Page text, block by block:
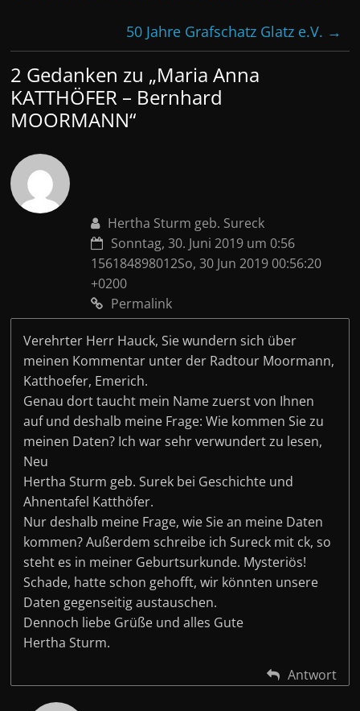
50 Jahre Grafschatz Glatz e.V. →
2 Gedanken zu „Maria Anna
KATTHÖFER – Bernhard
MOORMANN“
Hertha Sturm geb. Sureck
Sonntag, 30. Juni 2019 um 0:56
156184898012So, 30 Jun 2019 00:56:20
+0200
Permalink
Verehrter Herr Hauck, Sie wundern sich über
meinen Kommentar unter der Radtour Moormann,
Katthoefer, Emerich.
Genau dort taucht mein Name zuerst von Ihnen
auf und deshalb meine Frage: Wie kommen Sie zu
meinen Daten? Ich war sehr verwundert zu lesen,
Neu
Hertha Sturm geb. Surek bei Geschichte und
Ahnentafel Katthöfer.
Nur deshalb meine Frage, wie Sie an meine Daten
kommen? Außerdem schreibe ich Sureck mit ck, so
steht es in meiner Geburtsurkunde. Mysteriös!
Schade, hatte schon gehofft, wir könnten unsere
Daten gegenseitig austauschen.
Dennoch liebe Grüße und alles Gute
Hertha Sturm.
Antwort